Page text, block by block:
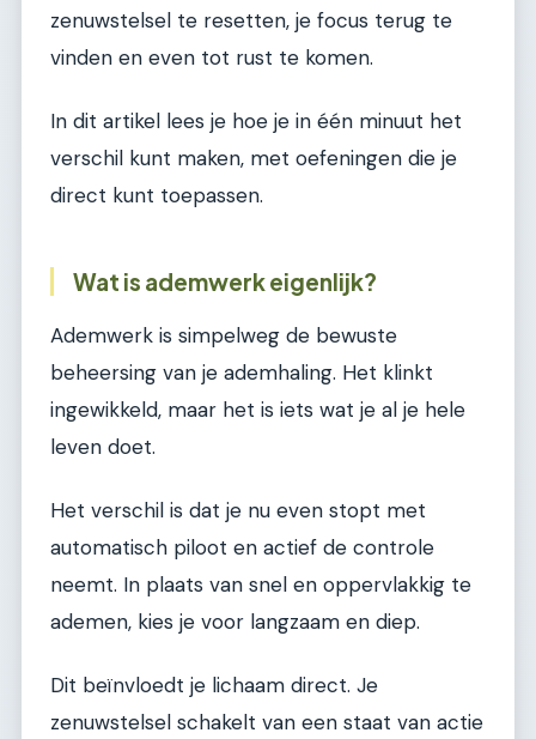
zenuwstelsel te resetten, je focus terug te
vinden en even tot rust te komen.
In dit artikel lees je hoe je in één minuut het
verschil kunt maken, met oefeningen die je
direct kunt toepassen.
Wat is ademwerk eigenlijk?
Ademwerk is simpelweg de bewuste
beheersing van je ademhaling. Het klinkt
ingewikkeld, maar het is iets wat je al je hele
leven doet.
Het verschil is dat je nu even stopt met
automatisch piloot en actief de controle
neemt. In plaats van snel en oppervlakkig te
ademen, kies je voor langzaam en diep.
Dit beïnvloedt je lichaam direct. Je
zenuwstelsel schakelt van een staat van actie